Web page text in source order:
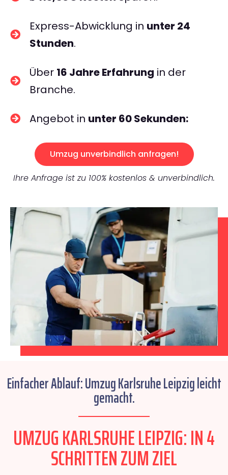
Express-Abwicklung in unter 24
Stunden.
Über 16 Jahre Erfahrung in der
Branche.
Angebot in unter 60 Sekunden:
Umzug unverbindlich anfragen!
Ihre Anfrage ist zu 100% kostenlos & unverbindlich.
Einfacher Ablauf: Umzug Karlsruhe Leipzig leicht
gemacht.
UMZUG KARLSRUHE LEIPZIG: IN 4
SCHRITTEN ZUM ZIEL